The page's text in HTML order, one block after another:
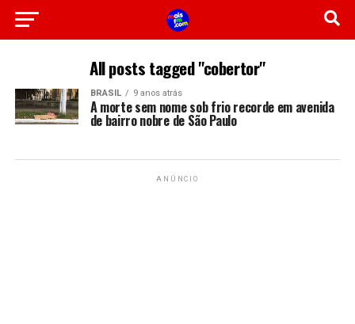
All posts tagged "cobertor"
BRASIL 9 anos atrás
A morte sem nome sob frio recorde em avenida
de bairro nobre de São Paulo
ANÚNCIO